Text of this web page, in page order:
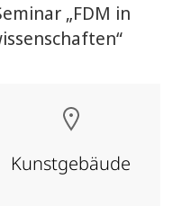
„FDM in
Kunstgebäude